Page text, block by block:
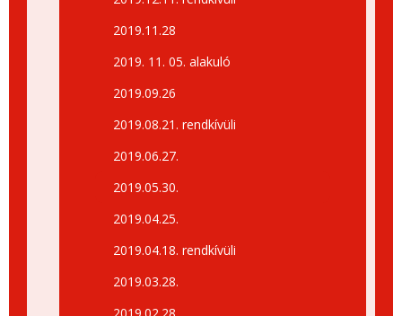
2019.11.28
2019. 11. 05. alakuló
2019.09.26
2019.08.21. rendkívüli
2019.06.27.
2019.05.30.
2019.04.25.
2019.04.18. rendkívüli
2019.03.28.